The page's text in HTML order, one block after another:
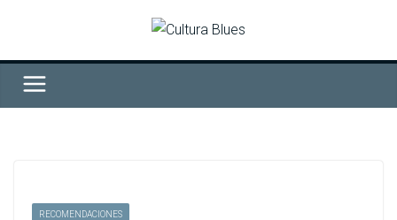
contenido
RECOMENDACIONES